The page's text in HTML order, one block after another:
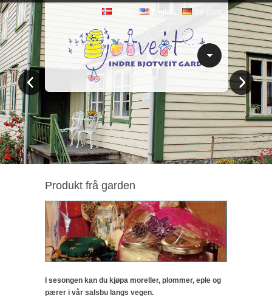
English Deutsch
Produkt frå garden
I sesongen kan du kjøpa moreller, plommer, eple og
pærer i vår salsbu langs vegen.